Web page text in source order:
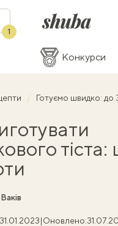
1
Конкурси
Готуємо швидко: до
тіста:
31.01.2023|Оновлено: